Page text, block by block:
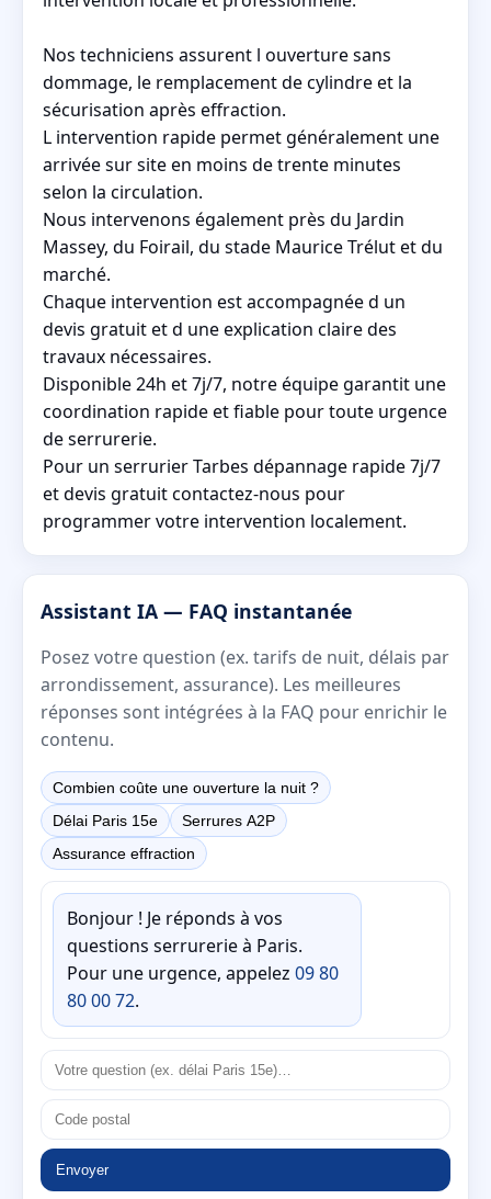
Nos techniciens assurent l ouverture sans
dommage, le remplacement de cylindre et la
sécurisation après effraction.
L intervention rapide permet généralement une
arrivée sur site en moins de trente minutes
selon la circulation.
Nous intervenons également près du Jardin
Massey, du Foirail, du stade Maurice Trélut et du
marché.
Chaque intervention est accompagnée d un
devis gratuit et d une explication claire des
travaux nécessaires.
Disponible 24h et 7j/7, notre équipe garantit une
coordination rapide et fiable pour toute urgence
de serrurerie.
Pour un serrurier Tarbes dépannage rapide 7j/7
et devis gratuit contactez-nous pour
programmer votre intervention localement.
Assistant IA — FAQ instantanée
Posez votre question (ex. tarifs de nuit, délais par
arrondissement, assurance). Les meilleures
réponses sont intégrées à la FAQ pour enrichir le
contenu.
Combien coûte une ouverture la nuit ?
Délai Paris 15e
Serrures A2P
Assurance effraction
Bonjour ! Je réponds à vos
questions serrurerie à Paris.
Pour une urgence, appelez 09 80
80 00 72.
Envoyer